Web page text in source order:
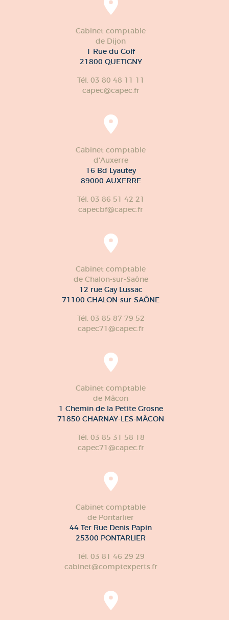
Cabinet comptable
de Dijon
1 Rue du Golf
21800 QUETIGNY
Tél. 03 80 48 11 11
capec@capec.fr
Cabinet comptable
d'Auxerre
16 Bd Lyautey
89000 AUXERRE
Tél. 03 86 51 42 21
capecbf@capec.fr
Cabinet comptable
de Chalon-sur-Saône
12 rue Gay Lussac
71100 CHALON-sur-SAÔNE
Tél. 03 85 87 79 52
capec71@capec.fr
Cabinet comptable
de Mâcon
1 Chemin de la Petite Grosne
71850 CHARNAY-LES-MÂCON
Tél. 03 85 31 58 18
capec71@capec.fr
Cabinet comptable
de Pontarlier
44 Ter Rue Denis Papin
25300 PONTARLIER
Tél. 03 81 46 29 29
cabinet@comptexperts.fr